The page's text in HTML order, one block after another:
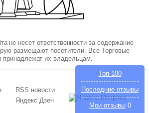
не несет ответственности за содержание
размещают посетители. Все Торговые
принадлежат их владельцам.
RSS новости
Яндекс Дзен
Топ-100
Последние отзывы
Мои отзывы0